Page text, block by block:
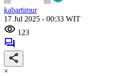
kabartimur
17 Jul 2025 - 00:33 WIT
123
×